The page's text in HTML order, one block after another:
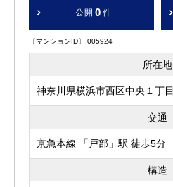
公開 0 件
〔マンションID〕 005924
所在地
神奈川県横浜市西区中央１丁目
交通
京急本線 「戸部」駅 徒歩5分
構造